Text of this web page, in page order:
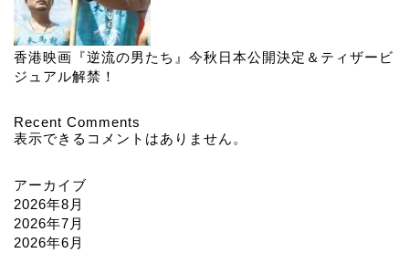
香港映画『逆流の男たち』今秋日本公開決定＆ティザービ
ジュアル解禁！
Recent Comments
表示できるコメントはありません。
アーカイブ
2026年8月
2026年7月
2026年6月